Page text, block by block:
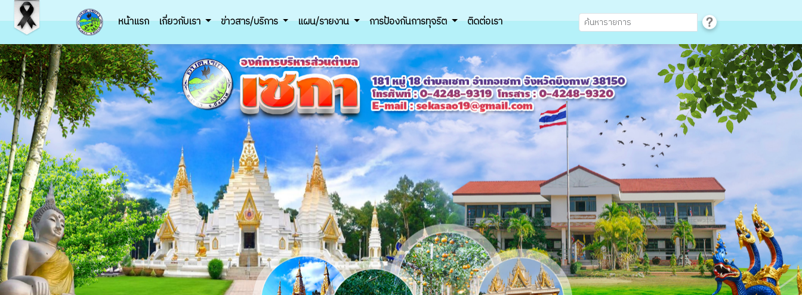
หน้าแรก เกี่ยวกับเรา ข่าวสาร/บริการ แผน/รายงาน การป้องกันการทุจริต ติดต่อเรา